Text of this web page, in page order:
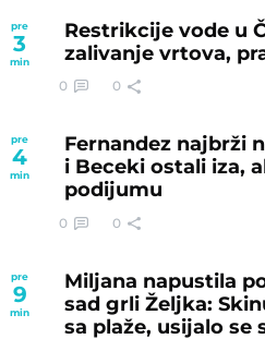
pre
3
min
Restrikcije vode u
zalivanje vrtova,
0 0
pre
4
min
Fernandez najbrži
i Beceki ostali iza,
podijumu
0 0
pre
9
min
Miljana napustila
sad grli Željka:
sa plaže, usijalo se